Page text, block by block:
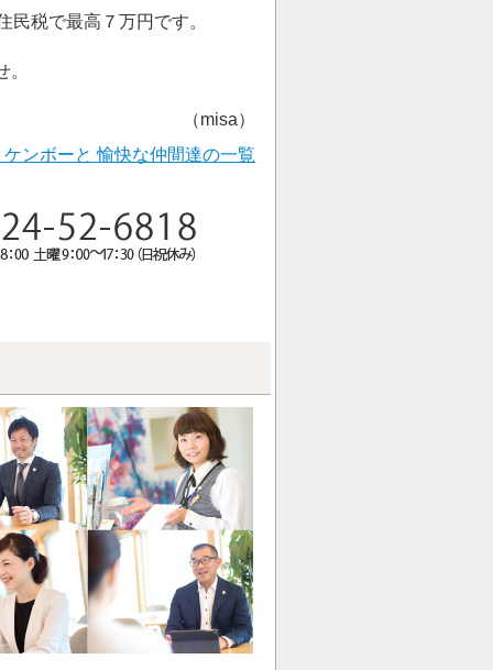
民税で最高７万円です。
（misa）
ンボーと 愉快な仲間達の一覧